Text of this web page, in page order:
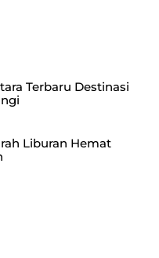
Terbaru Destinasi
Liburan Hemat